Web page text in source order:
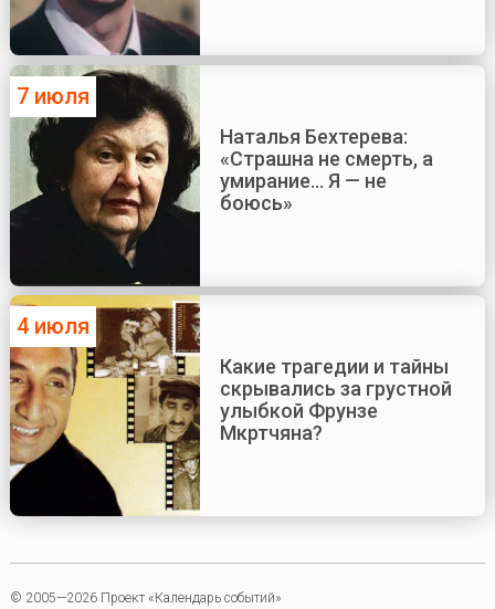
7 июля
Наталья Бехтерева:
«Страшна не смерть, а
умирание... Я — не
боюсь»
4 июля
Какие трагедии и тайны
скрывались за грустной
улыбкой Фрунзе
Мкртчяна?
© 2005—2026 Проект «Календарь событий»